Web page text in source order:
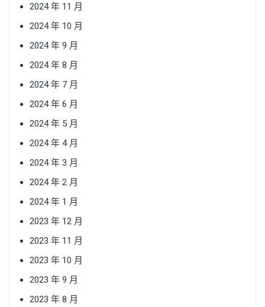
2024 年 11 月
2024 年 10 月
2024 年 9 月
2024 年 8 月
2024 年 7 月
2024 年 6 月
2024 年 5 月
2024 年 4 月
2024 年 3 月
2024 年 2 月
2024 年 1 月
2023 年 12 月
2023 年 11 月
2023 年 10 月
2023 年 9 月
2023 年 8 月